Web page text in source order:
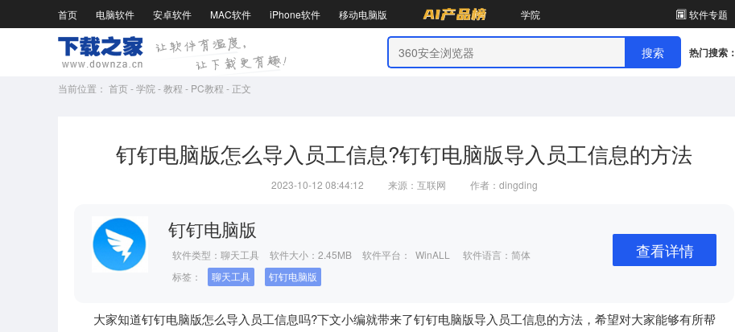
首页 电脑软件 安卓软件 MAC软件 iPhone软件 移动电脑版 学院 软件专题
热门搜索：
当前位置： 首页-学院 -教程 - PC教程 - 正文
钉钉电脑版怎么导入员工信息?钉钉电脑版导入员工信息的方法
2023-10-12 08:44:12 来源：互联网 作者：dingding
钉钉电脑版
软件类型： 聊天工具 软件大小：2.45MB 软件平台： WinALL
软件语言：简体
标签：
聊天工具 钉钉电脑版
查看详情
大家知道钉钉电脑版怎么导入员工信息吗?下文小编就带来了钉钉电脑版导入员工信息的方法，希望对大家能够有所帮